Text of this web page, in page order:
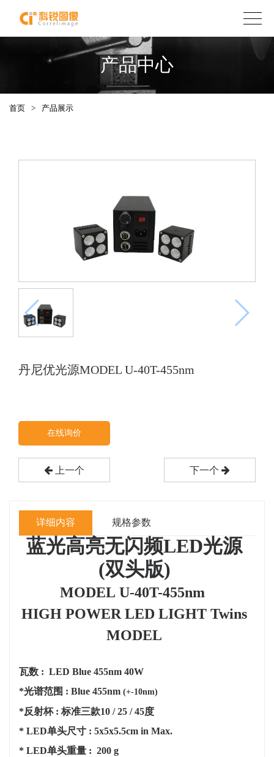
产品中心
首页 > 产品展示
丹尼优光源MODEL U-40T-455nm
在线询价
上一个 下一个
详细内容 规格参数
蓝光高亮无闪频LED光源
(双头版)
MODEL U-40T-455nm
HIGH POWER LED LIGHT Twins
MODEL
瓦数 : LED Blue 455nm 40W
*光谱范围 : Blue 455nm (+-10nm)
*反射杯 : 标准三款10 /25 / 45度
* LED单头尺寸 : 5x5x5.5cm in Max.
* LED单头重量 : 200 g